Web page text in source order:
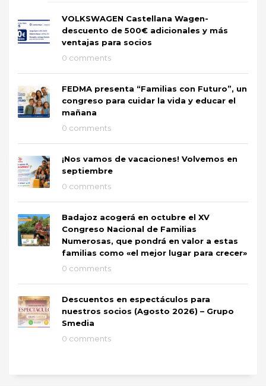
VOLKSWAGEN Castellana Wagen-
descuento de 500€ adicionales y más
ventajas para socios
0 comments
FEDMA presenta “Familias con Futuro”, un
congreso para cuidar la vida y educar el
mañana
0 comments
¡Nos vamos de vacaciones! Volvemos en
septiembre
0 comments
Badajoz acogerá en octubre el XV
Congreso Nacional de Familias
Numerosas, que pondrá en valor a estas
familias como «el mejor lugar para crecer»
0 comments
Descuentos en espectáculos para
nuestros socios (Agosto 2026) – Grupo
Smedia
0 comments